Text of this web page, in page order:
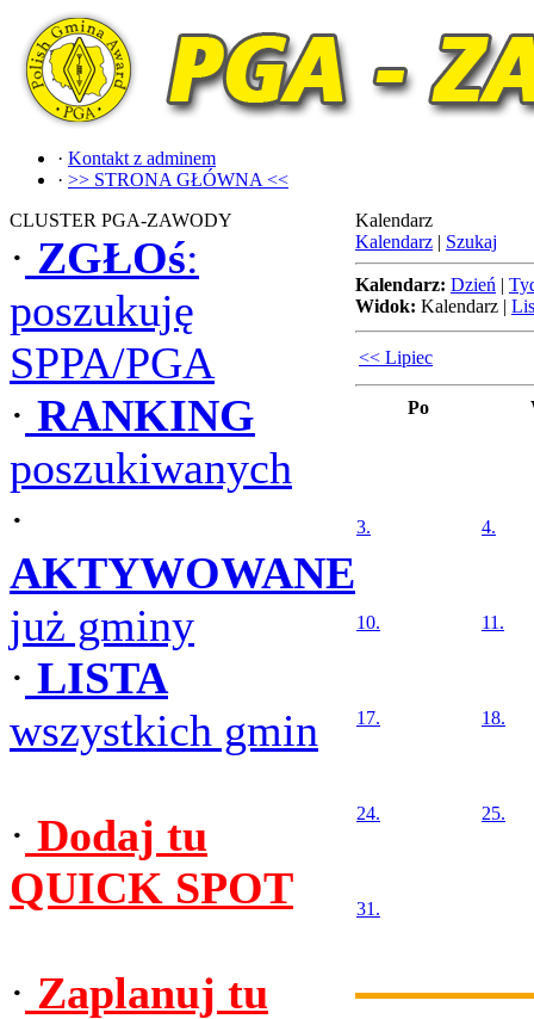
· Kontakt z adminem
· >> STRONA GŁÓWNA <<
CLUSTER PGA-ZAWODY
· ZGŁOś:
poszukuję
SPPA/PGA
· RANKING
poszukiwanych
·
AKTYWOWANE
już gminy
· LISTA
wszystkich gmin
· Dodaj tu
QUICK SPOT
· Zaplanuj tu
Kalendarz
Kalendarz | Szukaj
Kalendarz: Dzień |
Widok: Kalendarz |
<< Lipiec
Po
3. 4.
10. 11.
17. 18.
24. 25.
31.